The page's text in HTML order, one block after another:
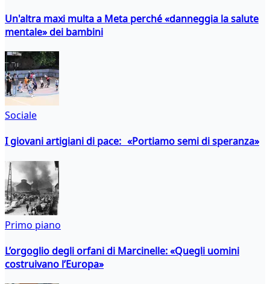
Un'altra maxi multa a Meta perché «danneggia la salute
mentale» dei bambini
Sociale
I giovani artigiani di pace: «Portiamo semi di speranza»
Primo piano
L’orgoglio degli orfani di Marcinelle: «Quegli uomini
costruivano l’Europa»